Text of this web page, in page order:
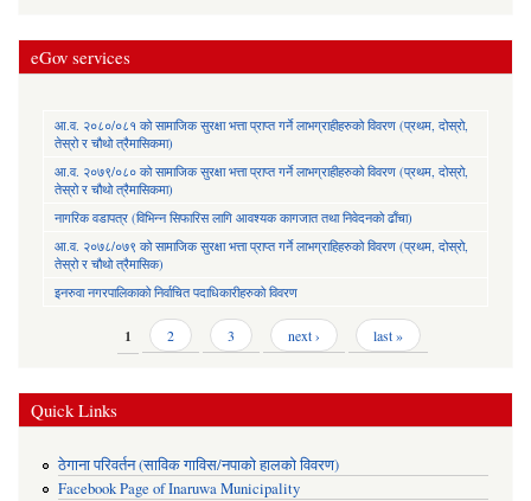
eGov services
आ.व. २०८०/०८१ को सामाजिक सुरक्षा भत्ता प्राप्त गर्ने लाभग्राहीहरुको विवरण (प्रथम, दोस्रो,
तेस्रो र चौथो त्रैमासिकमा)
आ.व. २०७९/०८० को सामाजिक सुरक्षा भत्ता प्राप्त गर्ने लाभग्राहीहरुको विवरण (प्रथम, दोस्रो,
तेस्रो र चौथो त्रैमासिकमा)
नागरिक वडापत्र (विभिन्न सिफारिस लागि आवश्यक कागजात तथा निवेदनको ढाँचा)
आ.व. २०७८/०७९ को सामाजिक सुरक्षा भत्ता प्राप्त गर्ने लाभग्राहिहरुको विवरण (प्रथम, दोस्रो,
तेस्रो र चौथो त्रैमासिक)
इनरुवा नगरपालिकाको निर्वाचित पदाधिकारीहरुको विवरण
1 2 3 next › last »
Quick Links
ठेगाना परिवर्तन (साविक गाविस/नपाको हालको विवरण)
Facebook Page of Inaruwa Municipality